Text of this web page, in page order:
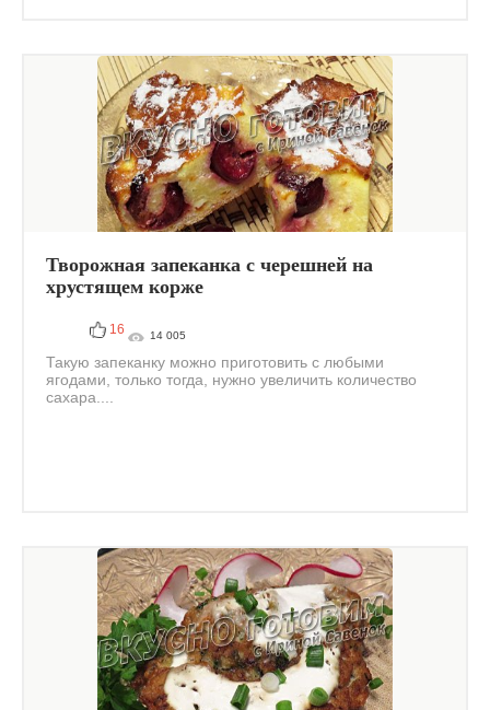
Творожная запеканка с черешней на
хрустящем корже
16 14 005
Такую запеканку можно приготовить с любыми
ягодами, только тогда, нужно увеличить количество
сахара....